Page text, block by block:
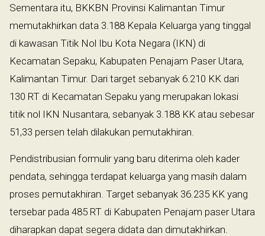
Sementara itu, BKKBN Provinsi Kalimantan Timur
memutakhirkan data 3.188 Kepala Keluarga yang tinggal
di kawasan Titik Nol Ibu Kota Negara (IKN) di
Kecamatan Sepaku, Kabupaten Penajam Paser Utara,
Kalimantan Timur. Dari target sebanyak 6.210 KK dari
130 RT di Kecamatan Sepaku yang merupakan lokasi
titik nol IKN Nusantara, sebanyak 3.188 KK atau sebesar
51,33 persen telah dilakukan pemutakhiran.
Pendistribusian formulir yang baru diterima oleh kader
pendata, sehingga terdapat keluarga yang masih dalam
proses pemutakhiran. Target sebanyak 36.235 KK yang
tersebar pada 485 RT di Kabupaten Penajam paser Utara
diharapkan dapat segera didata dan dimutakhirkan.